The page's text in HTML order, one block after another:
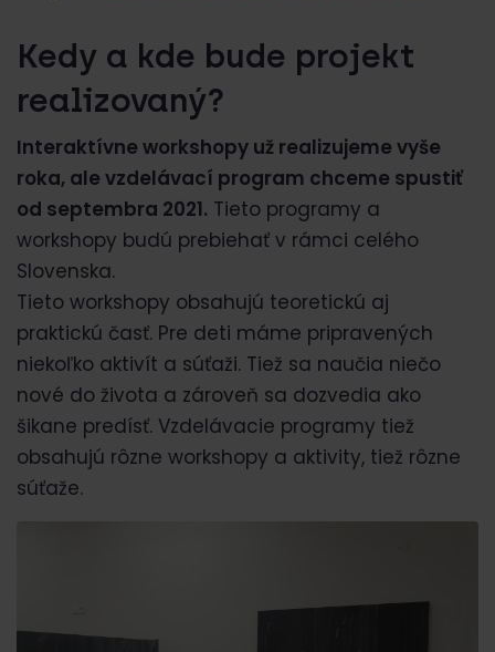
Kedy a kde bude projekt
realizovaný?
Interaktívne workshopy už realizujeme vyše
roka, ale vzdelávací program chceme spustiť
od septembra 2021. Tieto programy a
workshopy budú prebiehať v rámci celého
Slovenska.
Tieto workshopy obsahujú teoretickú aj
praktickú časť. Pre deti máme pripravených
niekoľko aktivít a súťaži. Tiež sa naučia niečo
nové do života a zároveň sa dozvedia ako
šikane predísť. Vzdelávacie programy tiež
obsahujú rôzne workshopy a aktivity, tiež rôzne
súťaže.